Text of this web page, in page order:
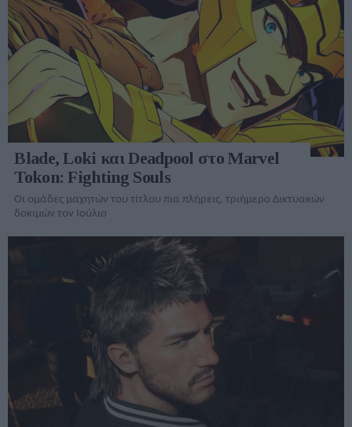
Blade, Loki και Deadpool στο Marvel
Tokon: Fighting Souls
Οι ομάδες μαχητών του τίτλου πια πλήρεις, τριήμερο Δικτυακών
δοκιμών τον Ιούλιο